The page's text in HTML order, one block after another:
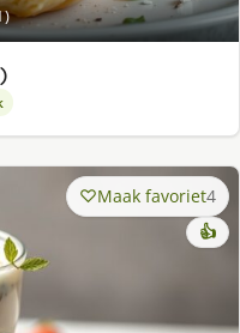
Maak favoriet4
👍